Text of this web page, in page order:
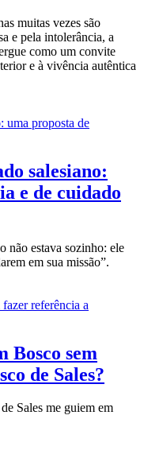
muitas vezes são
e pela intolerância, a
como um convite
e à vivência autêntica
salesiano:
e de cuidado
não estava sozinho: ele
em sua missão”.
Bosco sem
de Sales?
Sales me guiem em